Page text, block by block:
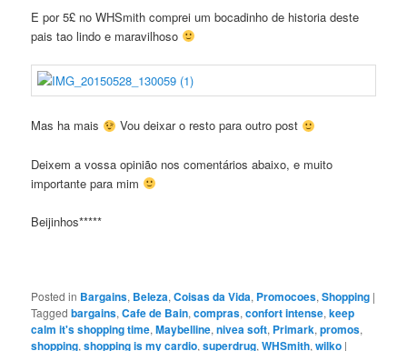
E por 5£ no WHSmith comprei um bocadinho de historia deste
pais tao lindo e maravilhoso
Mas ha mais Vou deixar o resto para outro post
Deixem a vossa opinião nos comentários abaixo, e muito
importante para mim
Beijinhos*****
Posted in Bargains, Beleza,Coisas da Vida, Promocoes,Shopping |
Tagged bargains,Cafe de Bain,compras,confort intense,keep
calm it's shopping time,Maybelline,nivea soft, Primark,promos,
shopping,shopping is my cardio,superdrug,WHSmith,wilko |